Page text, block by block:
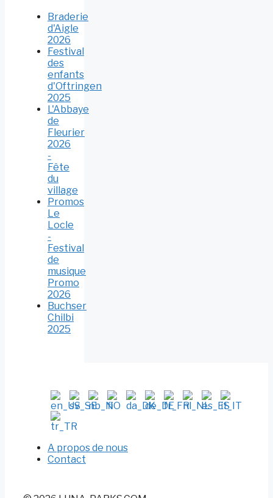
Braderie
d'Aigle
2026
Festival
des
enfants
d'Oftringen
2025
L'Abbaye
de
Fleurier
2026
-
Fête
du
village
Promos
Le
Locle
-
Festival
de
musique
Promo
2026
Buchser
Chilbi
2025
A propos de nous
Contact